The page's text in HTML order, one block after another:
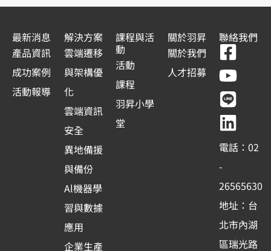
最新消息
產品資訊
成功案例
活動報導
解決方案
雲端遷移
與架構優
化
雲端資訊
安全
異地備援
與備份
Al機器學
習與數據
應用
企業生產
課程與活
動
活動
課程
羽昇小學
堂
關於羽昇
關於我們
人才招募
聯絡我們
F
a
c
e
b
o
o
k
-
s
q
Y
o
u
t
u
b
e
L
i
n
e
L
i
n
k
e
d
i
n
電話：02
-
26565630
地址：台
北市內湖
區瑞光路